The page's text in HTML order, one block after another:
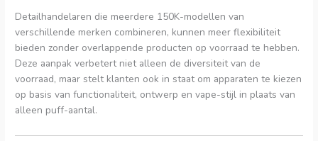
Detailhandelaren die meerdere 150K-modellen van
verschillende merken combineren, kunnen meer flexibiliteit
bieden zonder overlappende producten op voorraad te hebben.
Deze aanpak verbetert niet alleen de diversiteit van de
voorraad, maar stelt klanten ook in staat om apparaten te kiezen
op basis van functionaliteit, ontwerp en vape-stijl in plaats van
alleen puff-aantal.